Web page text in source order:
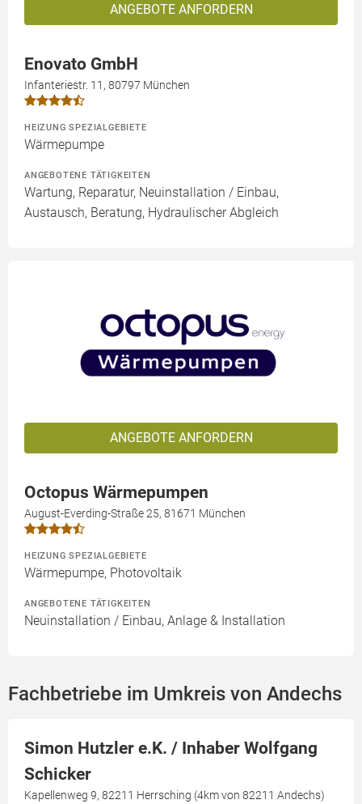
ANGEBOTE ANFORDERN
Enovato GmbH
Infanteriestr. 11, 80797 München
HEIZUNG SPEZIALGEBIETE
Wärmepumpe
ANGEBOTENE TÄTIGKEITEN
Wartung, Reparatur, Neuinstallation / Einbau,
Austausch, Beratung, Hydraulischer Abgleich
ANGEBOTE ANFORDERN
Octopus Wärmepumpen
August-Everding-Straße 25, 81671 München
HEIZUNG SPEZIALGEBIETE
Wärmepumpe, Photovoltaik
ANGEBOTENE TÄTIGKEITEN
Neuinstallation / Einbau, Anlage & Installation
Fachbetriebe im Umkreis von Andechs
Simon Hutzler e.K. / Inhaber Wolfgang
Schicker
Kapellenweg 9, 82211 Herrsching (4km von 82211 Andechs)